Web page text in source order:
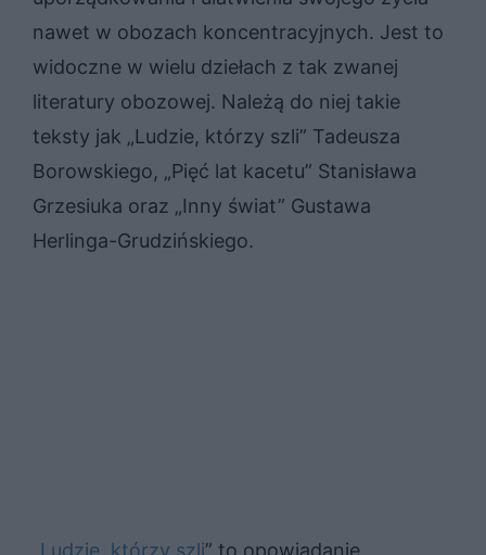
nawet w obozach koncentracyjnych. Jest to
widoczne w wielu dziełach z tak zwanej
literatury obozowej. Należą do niej takie
teksty jak „Ludzie, którzy szli” Tadeusza
Borowskiego, „Pięć lat kacetu” Stanisława
Grzesiuka oraz „Inny świat” Gustawa
Herlinga-Grudzińskiego.
„Ludzie, którzy szli” to opowiadanie